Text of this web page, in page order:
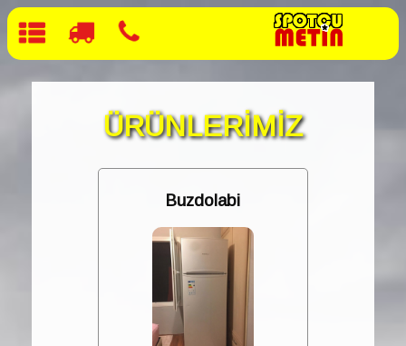
ÜRÜNLERİMİZ
Buzdolabi